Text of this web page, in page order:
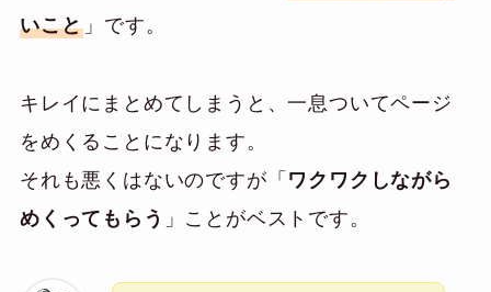
いこと 」です。
キレイにまとめてしまうと、一息ついてページ
をめくることになります。
それも悪くはないのですが「 ワクワクしながら
めくってもらう 」ことがベストです。